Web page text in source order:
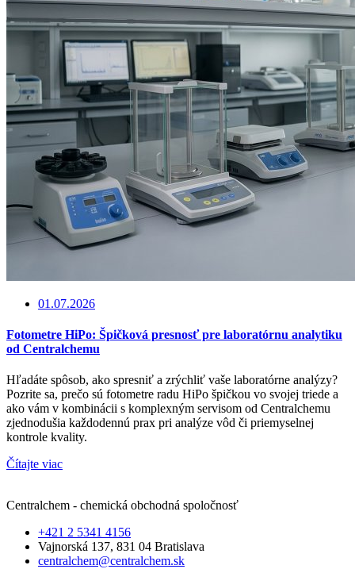
01.07.2026
Fotometre HiPo: Špičková presnosť pre laboratórnu analytiku
od Centralchemu
Hľadáte spôsob, ako spresniť a zrýchliť vaše laboratórne analýzy?
Pozrite sa, prečo sú fotometre radu HiPo špičkou vo svojej triede a
ako vám v kombinácii s komplexným servisom od Centralchemu
zjednodušia každodennú prax pri analýze vôd či priemyselnej
kontrole kvality.
Čítajte viac
Centralchem - chemická obchodná spoločnosť
+421 2 5341 4156
Vajnorská 137, 831 04 Bratislava
centralchem@centralchem.sk